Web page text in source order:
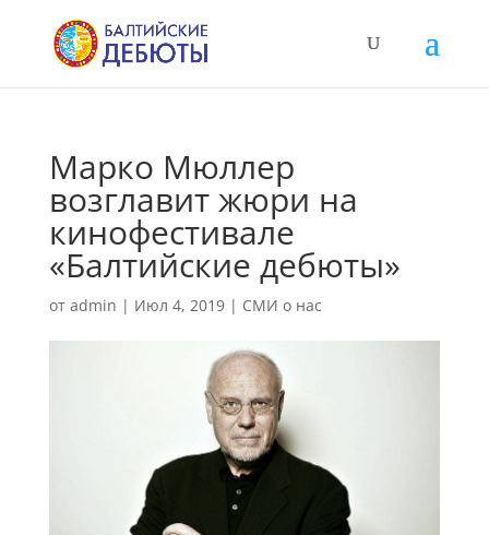
Маркo Мюллер
возглавит жюри на
кинофестивале
«Балтийские дебюты»
от admin | Июл 4, 2019| СМИ о нас